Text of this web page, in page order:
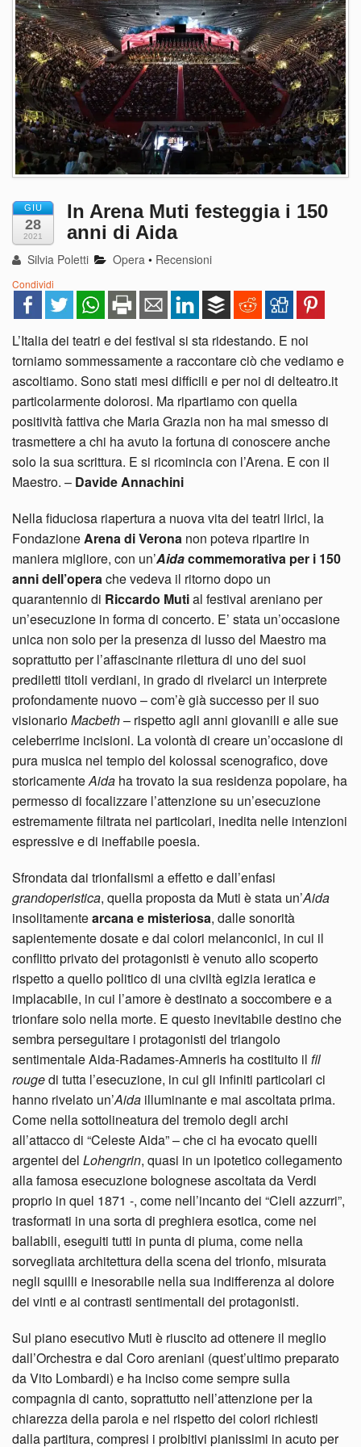
GIU
28
2021
In Arena Muti festeggia i 150
anni di Aida
Silvia Poletti Opera • Recensioni
Condividi
L’Italia dei teatri e dei festival si sta ridestando. E noi
torniamo sommessamente a raccontare ciò che vediamo e
ascoltiamo. Sono stati mesi difficili e per noi di delteatro.it
particolarmente dolorosi. Ma ripartiamo con quella
positività fattiva che Maria Grazia non ha mai smesso di
trasmettere a chi ha avuto la fortuna di conoscere anche
solo la sua scrittura. E si ricomincia con l’Arena. E con il
Maestro. – Davide Annachini
Nella fiduciosa riapertura a nuova vita dei teatri lirici, la
FondazioneArena di Verona non poteva ripartire in
maniera migliore, con un’Aidacommemorativa per i 150
anni dell’operache vedeva il ritorno dopo un
quarantennio di Riccardo Mutial festival areniano per
un’esecuzione in forma di concerto. E’ stata un’occasione
unica non solo per la presenza di lusso del Maestro ma
soprattutto per l’affascinante rilettura di uno dei suoi
prediletti titoli verdiani, in grado di rivelarci un interprete
profondamente nuovo – com’è già successo per il suo
visionarioMacbeth– rispetto agli anni giovanili e alle sue
celeberrime incisioni. La volontà di creare un’occasione di
pura musica nel tempio del kolossal scenografico, dove
storicamenteAida ha trovato la sua residenza popolare, ha
permesso di focalizzare l’attenzione su un’esecuzione
estremamente filtrata nei particolari, inedita nelle intenzioni
espressive e di ineffabile poesia.
Sfrondata dai trionfalismi a effetto e dall’enfasi
grandoperistica, quella proposta da Muti è stata un’Aida
insolitamentearcana e misteriosa, dalle sonorità
sapientemente dosate e dai colori melanconici, in cui il
conflitto privato dei protagonisti è venuto allo scoperto
rispetto a quello politico di una civiltà egizia ieratica e
implacabile, in cui l’amore è destinato a soccombere e a
trionfare solo nella morte. E questo inevitabile destino che
sembra perseguitare i protagonisti del triangolo
sentimentale Aida-Radames-Amneris ha costituito il fil
rougedi tutta l’esecuzione, in cui gli infiniti particolari ci
hanno rivelato un’Aida illuminante e mai ascoltata prima.
Come nella sottolineatura del tremolo degli archi
all’attacco di “Celeste Aida” – che ci ha evocato quelli
argentei del Lohengrin, quasi in un ipotetico collegamento
alla famosa esecuzione bolognese ascoltata da Verdi
proprio in quel 1871 -, come nell’incanto dei “Cieli azzurri”,
trasformati in una sorta di preghiera esotica, come nei
ballabili, eseguiti tutti in punta di piuma, come nella
sorvegliata architettura della scena del trionfo, misurata
negli squilli e inesorabile nella sua indifferenza al dolore
dei vinti e ai contrasti sentimentali dei protagonisti.
Sul piano esecutivo Muti è riuscito ad ottenere il meglio
dall’Orchestra e dal Coro areniani (quest’ultimo preparato
da Vito Lombardi) e ha inciso come sempre sulla
compagnia di canto, soprattutto nell’attenzione per la
chiarezza della parola e nel rispetto dei colori richiesti
dalla partitura, compresi i proibitivi pianissimi in acuto per